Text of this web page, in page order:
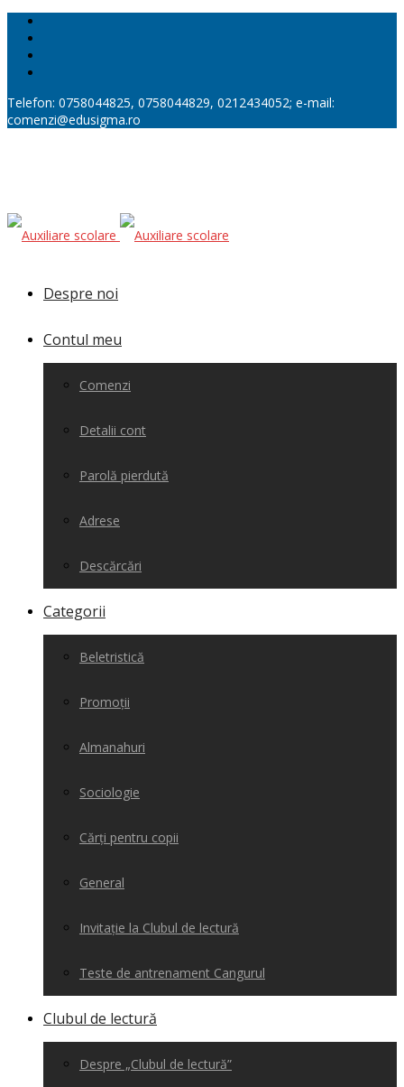
Telefon: 0758044825, 0758044829, 0212434052; e-mail:
comenzi@edusigma.ro
Despre noi
Contul meu
Comenzi
Detalii cont
Parolă pierdută
Adrese
Descărcări
Categorii
Beletristică
Promoții
Almanahuri
Sociologie
Cărți pentru copii
General
Invitație la Clubul de lectură
Teste de antrenament Cangurul
Clubul de lectură
Despre „Clubul de lectură”